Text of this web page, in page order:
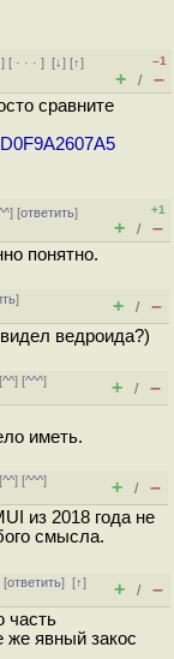
] [ · · ·][↓] [↑]
–1
+ / –
сравните
] [ответить]
+1
+ / –
понятно.
]
+ / –
ведроида?)
^^] [^^^]
+ / –
иметь.
^^] [^^^]
+ / –
из 2018 года не
смысла.
[ответить][↑]
+ / –
часть
же явный закос